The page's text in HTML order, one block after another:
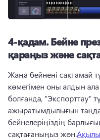
4-қадам.Бейне
қараңыз және
Жаңа бейнені сақтамай
көмегімен оны алдын
болғанда, "Экспорттау"
ажыратымдылығын
бейнелеріңіздің
сақтағаныңыз жөн.